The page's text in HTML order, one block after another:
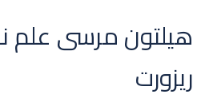
هيلتون مرسى علم
ريزورت